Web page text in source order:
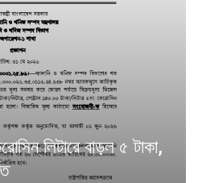
লিটারে বাড়ল ৫ টাকা,